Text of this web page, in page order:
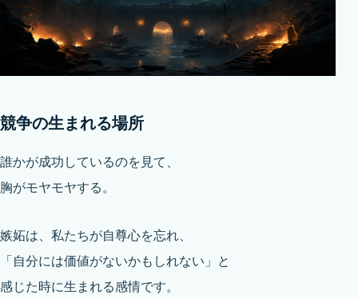
競争の生まれる場所
誰かが成功しているのを見て、
胸がモヤモヤする。
嫉妬は、私たちが自尊心を忘れ、
「自分には価値がないかもしれない」と
感じた時に生まれる感情です。